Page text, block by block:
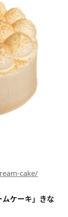
cake/
ケーキ」きな